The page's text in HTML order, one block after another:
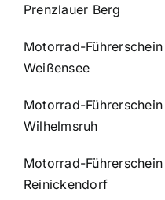
Prenzlauer Berg
Motorrad-
Weißensee
Motorrad-
Wilhelmsruh
Motorrad-
Reinickendorf